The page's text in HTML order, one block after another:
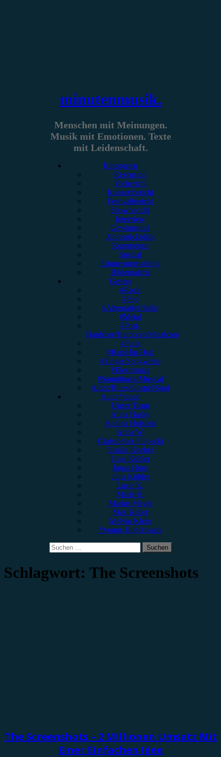
minutenmusik.
Menschen mit Meinungen.
Musik mit Emotionen. Texte
mit Leidenschaft.
Kategorien
Rezension
Vorbericht
Konzertbericht
Festivalbericht
Showbericht
Interview
Gewinnspiel
Jahresrückblick
Kommentar
Special
Erinnerungswürdig
Bildergalerie
Genres
#Rock
#Pop
#Alternative/Indie
#Metal
#Post-
Hardcore/Hardcore/Metalcore
#Punk
#Rap/Hip-Hop
#Singer/Songwriter
#Electronica
#Soundtrack/Musical
#Jazz/Blues/Gospel/Soul
Autor*innen
Unser Team
Alina Hasky
Andrea Holstein
Anna W.
Christopher Filipecki
Emilia Knebel
Gina Köhler
Jonas Horn
Julia Köhler
Lucie K.
Marie H.
Marius Meyer
Max Keller
Melvin Klein
Yvonne Hopfensack
Suchen
nach:
Schlagwort: The Screenshots
The Screenshots – 2 Millionen Umsatz Mit
Einer Einfachen Idee